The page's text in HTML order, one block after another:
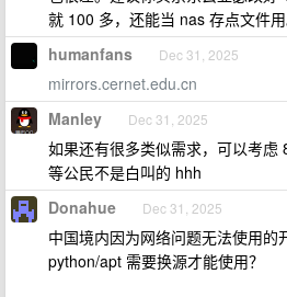
就 100 多，还能当 nas 存点文件用
humanfans Dec 31, 2025
mirrors.cernet.edu.cn
Manley Dec 31, 2025
如果还有很多类似需求，可以考虑
等公民不是白叫的 hhh
Donahue Dec 31, 2025
中国境内因为网络问题无法使用的
python/apt 需要换源才能使用？